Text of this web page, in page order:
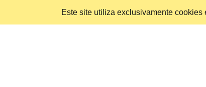
Este site utiliza exclusivamente